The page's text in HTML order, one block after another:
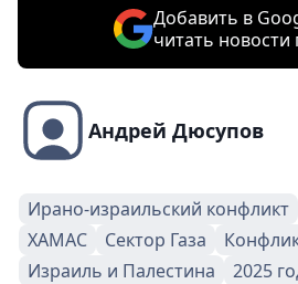
Добавить в
читать
Андрей Дюсупов
Ирано-израильский конфликт
ХАМАС
Сектор Газа
Израиль и Палестина
2025